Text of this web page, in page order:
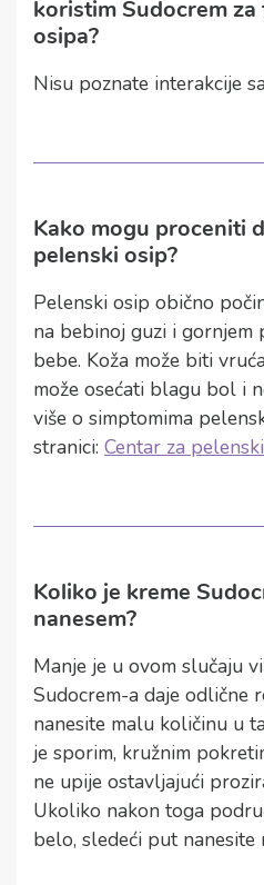
koristim Sudocrem
osipa?
Nisu poznate interakcije
Kako mogu proceniti
pelenski osip?
Pelenski osip obično
na bebinoj guzi i gornjem
bebe. Koža može biti
može osećati blagu bol i
više o simptomima
stranici: Centar za
Koliko je kreme
nanesem?
Manje je u ovom slučaju
Sudocrem-a daje odlične
nanesite malu količinu u
je sporim, kružnim
ne upije ostavljajući
Ukoliko nakon toga
belo, sledeći put nanesite